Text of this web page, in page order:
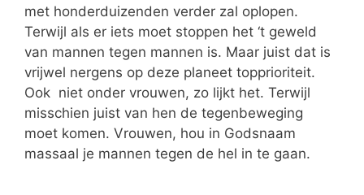
met honderduizenden verder zal oplopen.
Terwijl als er iets moet stoppen het ‘t geweld
van mannen tegen mannen is. Maar juist dat is
vrijwel nergens op deze planeet topprioriteit.
Ook niet onder vrouwen, zo lijkt het. Terwijl
misschien juist van hen de tegenbeweging
moet komen. Vrouwen, hou in Godsnaam
massaal je mannen tegen de hel in te gaan.